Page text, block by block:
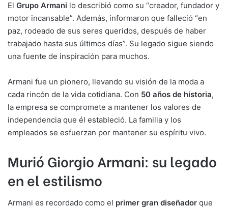
El Grupo Armani lo describió como su “creador, fundador y
motor incansable”. Además, informaron que falleció “en
paz, rodeado de sus seres queridos, después de haber
trabajado hasta sus últimos días”. Su legado sigue siendo
una fuente de inspiración para muchos.
Armani fue un pionero, llevando su visión de la moda a
cada rincón de la vida cotidiana. Con 50 años de historia,
la empresa se compromete a mantener los valores de
independencia que él estableció. La familia y los
empleados se esfuerzan por mantener su espíritu vivo.
Murió Giorgio Armani: su legado
en el estilismo
Armani es recordado como el primer gran diseñador que